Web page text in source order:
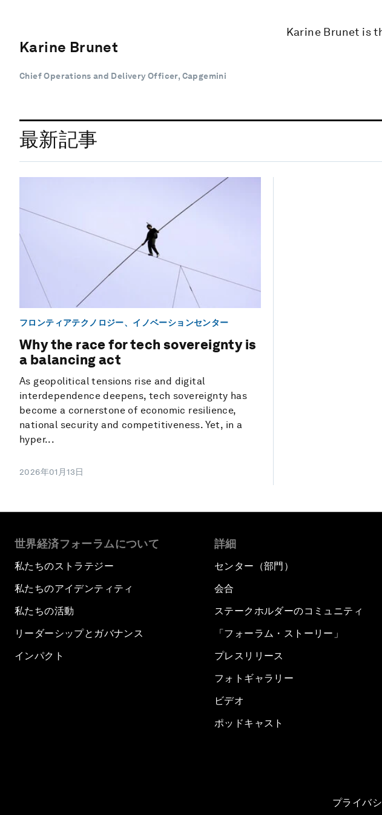
Karine Brunet
Chief Operations and Delivery Officer, Capgemini
Karine Brunet is
最新記事
フロンティアテクノロジー、イノベーションセンター
Why the race for tech sovereignty is
a balancing act
As geopolitical tensions rise and digital
interdependence deepens, tech sovereignty has
become a cornerstone of economic resilience,
national security and competitiveness. Yet, in a
hyper...
2026年01月13日
世界経済フォーラムについて
私たちのストラテジー
私たちのアイデンティティ
私たちの活動
リーダーシップとガバナンス
インパクト
詳細
センター（部門）
会合
ステークホルダーのコミュニティ
「フォーラム・ストーリー」
プレスリリース
フォトギャラリー
ビデオ
ポッドキャスト
プライバ